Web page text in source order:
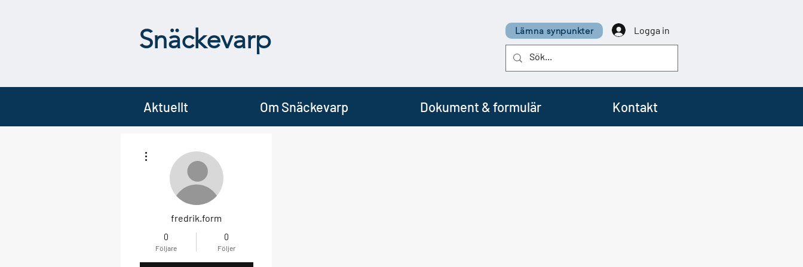
Snäckevarp Logga in
Lämna synpunkter
Aktuellt Om Snäckevarp Dokument & formulär Kontakt
fredrik.form
0
Följare
0
Följer